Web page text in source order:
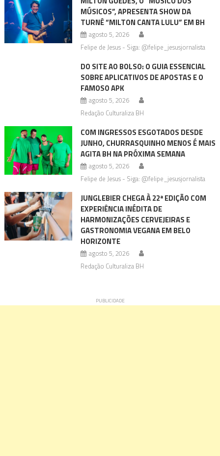
MÚSICOS”, APRESENTA SHOW DA
TURNÊ “MILTON CANTA LULU” EM BH
agosto 5, 2026
Felipe de Jesus - Siga: @felipe_jesusjornalista
DO SITE AO BOLSO: O GUIA ESSENCIAL
SOBRE APLICATIVOS DE APOSTAS E O
FAMOSO APK
agosto 5, 2026
Redação Culturaliza BH
COM INGRESSOS ESGOTADOS DESDE
JUNHO, CHURRASQUINHO MENOS É MAIS
AGITA BH NA PRÓXIMA SEMANA
agosto 5, 2026
Felipe de Jesus - Siga: @felipe_jesusjornalista
JUNGLEBIER CHEGA À 22ª EDIÇÃO COM
EXPERIÊNCIA INÉDITA DE
HARMONIZAÇÕES CERVEJEIRAS E
GASTRONOMIA VEGANA EM BELO
HORIZONTE
agosto 5, 2026
Redação Culturaliza BH